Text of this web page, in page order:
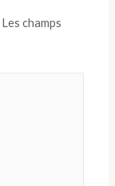
Les champs